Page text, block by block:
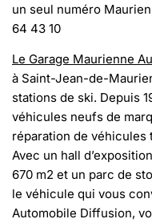
un seul numéro
64 43 10
Le Garage Maurienne
à Saint-Jean-de-
stations de ski. Depuis
véhicules neufs de
réparation de véhicules
Avec un hall
670 m2 et un parc de
le véhicule qui vous
Automobile Diffusion,